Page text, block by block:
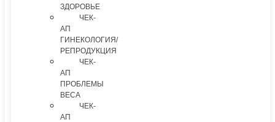
ЗДОРОВЬЕ
ЧЕК-
АП
ГИНЕКОЛОГИЯ/
РЕПРОДУКЦИЯ
ЧЕК-
АП
ПРОБЛЕМЫ
ВЕСА
ЧЕК-
АП